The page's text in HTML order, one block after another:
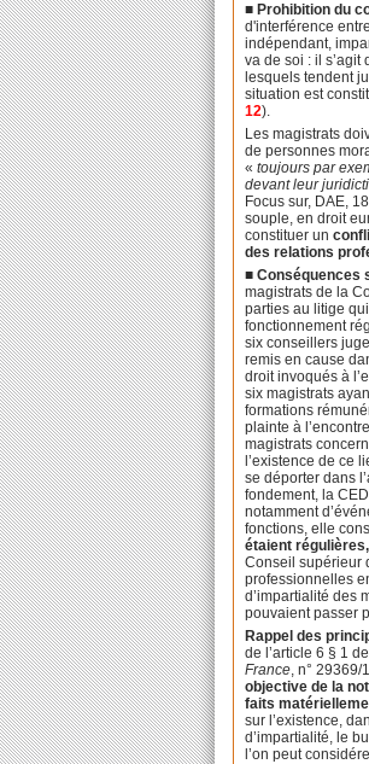
■ Prohibition du
d'interférence
indépendant,
va de soi : il
lesquels tendent
situation est
12).
Les magistrats
de personnes
«toujours par
devant leur
Focus sur, DAE,
souple, en droit
constituer un
des relations
■Conséquences
magistrats de la
parties au litige
fonctionnement
six conseillers
remis en cause
droit invoqués à
six magistrats
formations
plainte à
magistrats
l’existence de ce
se déporter dans
fondement, la
notamment
fonctions, elle
étaient
Conseil supérieur
professionnelles
d’impartialité des
pouvaient passer
Rappel des
de l’article 6 § 1
France , n°
objective de la
faits
sur l’existence,
d’impartialité, le
l’on peut